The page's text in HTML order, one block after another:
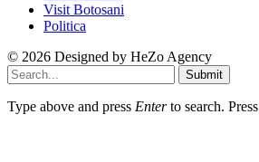
Visit Botosani
Politica
© 2026 Designed by HeZo Agency
Submit
Type above and press Enterto search. Press